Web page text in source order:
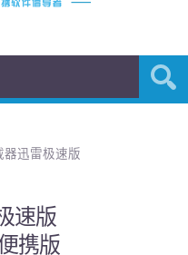
器迅雷极速版
速版
携版